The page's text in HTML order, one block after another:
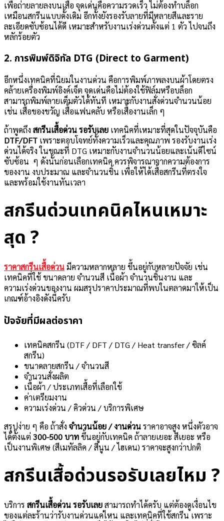
เพื่อถ่ายลายลงบนเสื้อ จุดเด่นคือความรวดเร็ว ไม่ต้องทำบล็อก
เหมือนสกรีนแบบดั้งเดิม อีกทั้งยังรองรับลายที่มีหลายสีและราย
ละเอียดซับซ้อนได้ดี เหมาะสำหรับงานเร่งด่วนตั้งแต่ 1 ตัว ไปจนถึง
หลักร้อยตัว
2. การพิมพ์ดิจิทัล DTG (Direct to Garment)
อีกหนึ่งเทคนิคที่นิยมในงานด่วน คือการพิมพ์ภาพลงบนผ้าโดยตรง
คล้ายเครื่องพิมพ์อิงค์เจ็ต จุดเด่นคือไม่ต้องใช้ฟิล์มหรือบล็อก
สามารถพิมพ์ลายเต็มตัวได้ทันที เหมาะกับงานสั่งด่วนจำนวนน้อย
เช่น เสื้อของขวัญ เสื้อแฟนคลับ หรือเสื้องานเล็ก ๆ
ถ้าพูดถึง สกรีนเสื้อด่วน รอรับเลย เทคนิคที่เหมาะที่สุดในปัจจุบันคือ
DTF/DFT เพราะตอบโจทย์ทั้งความเร็วและคุณภาพ รองรับงานเร่ง
ด่วนได้จริง ในขณะที่ DTG เหมาะกับงานจำนวนน้อยและเน้นดีไซน์
ซับซ้อน ๆ ดังนั้นก่อนเลือกเทคนิค ควรพิจารณาจากความต้องการ
ของงาน งบประมาณ และจำนวนชิ้น เพื่อให้ได้เสื้อสกรีนที่ตรงใจ
และพร้อมใช้งานทันเวลา
สกรีนด่วนเทคนิคไหนเหมาะ
สุด ?
ราคาสกรีนเสื้อด่วนมีความหลากหลาย ขึ้นอยู่กับหลายปัจจัย เช่น
เทคนิคที่ใช้ ขนาดลาย จำนวนสี เนื้อผ้า จำนวนชิ้นงาน และ
ความเร่งด่วนของงาน ผมสรุปราคาประมาณที่พบในตลาดมาให้เป็น
เกณฑ์อ้างอิงดังนี้ครับ
ปัจจัยที่มีผลต่อราคา
เทคนิคสกรีน (DTF / DFT / DTG / Heat transfer / ซิลค์
สกรีน)
ขนาดลายสกรีน / จำนวนสี
จำนวนสั่งผลิต
เนื้อผ้า / ประเภทเสื้อที่เลือกใช้
ค่าเตรียมงาน
ความเร่งด่วน / คิวด่วน / บริการพิเศษ
สรุปง่าย ๆ คือ ถ้าสั่ง จำนวนน้อย / งานด่วนราคาอาจสูง หนึ่งตัวอาจ
ได้ตั้งแต่ 300-500 บาทขึ้นอยู่กับเทคนิค ถ้าลายเยอะ สีเยอะ หรือ
เป็นงานพิเศษ (สีเมทัลลิค / สีนูน / ไฮเดน) ราคาจะสูงกว่าปกติ
สกรีนเสื้อด่วนรอรับเลยไหม ?
บริการ สกรีนเสื้อด่วน รอรับเลยสามารถทำได้ครับ แต่ต้องดูเงื่อนไข
ของแต่ละร้านว่ารับงานด่วนแค่ไหน และเทคนิคที่ใช้สกรีน เพราะ